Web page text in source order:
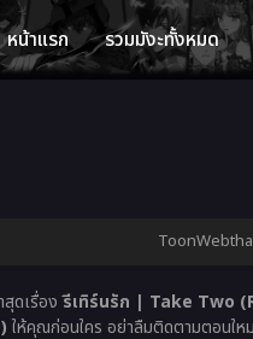
หน้าแรก รวมมังะทั้งหมด
สุดเรื่องรีเทิร์นรัก | Take Two
ให้คุณก่อนใคร อย่าลืมติดตามตอนให